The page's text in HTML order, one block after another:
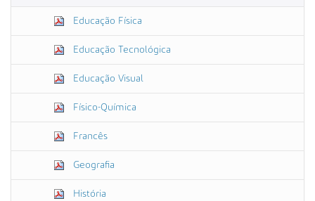
Educação Física
Educação Tecnológica
Educação Visual
Físico-Química
Francês
Geografia
História